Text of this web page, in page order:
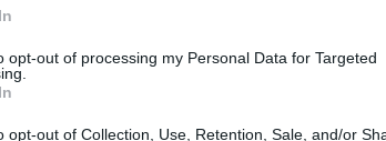
opt-out of processing my Personal Data for Targeted
opt-out of Collection, Use, Retention, Sale, and/or
Das gemütliche Loggiato dei Serviti (3 Sterne)
dem Stadtzentrum von Como entfernt. Das
sich ideal für Gäste auf der Suche nach E...